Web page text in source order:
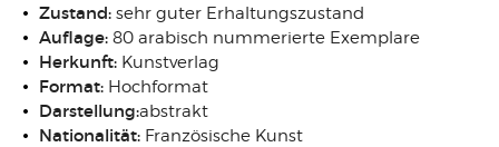
Zustand: sehr guter Erhaltungszustand
Auflage: 80 arabisch nummerierte Exemplare
Herkunft: Kunstverlag
Format: Hochformat
Darstellung:abstrakt
Nationalität: Französische Kunst